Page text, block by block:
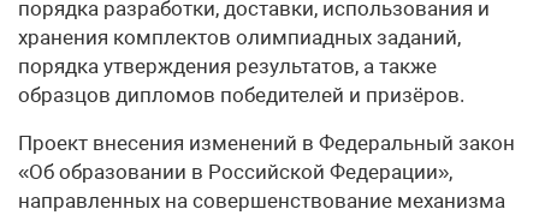
порядка разработки, доставки, использования и
хранения комплектов олимпиадных заданий,
порядка утверждения результатов, а также
образцов дипломов победителей и призёров.
Проект внесения изменений в Федеральный закон
«Об образовании в Российской Федерации»,
направленных на совершенствование механизма